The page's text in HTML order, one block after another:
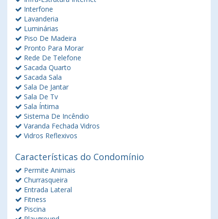
Interfone
Lavanderia
Luminárias
Piso De Madeira
Pronto Para Morar
Rede De Telefone
Sacada Quarto
Sacada Sala
Sala De Jantar
Sala De Tv
Sala Íntima
Sistema De Incêndio
Varanda Fechada Vidros
Vidros Reflexivos
Características do Condomínio
Permite Animais
Churrasqueira
Entrada Lateral
Fitness
Piscina